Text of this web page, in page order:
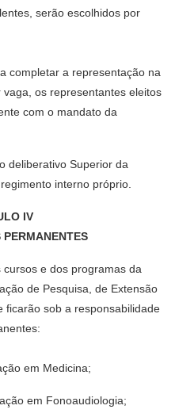
serão escolhidos por
completar a representação na
os representantes eleitos
com o mandato da
deliberativo Superior da
interno próprio.
IV
PERMANENTES
e dos programas da
de Pesquisa, de Extensão
ficarão sob a responsabilidade
em Medicina;
em Fonoaudiologia;